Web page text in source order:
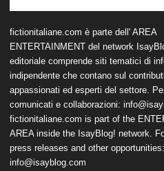
fictionitaliane.com è parte dell' AREA
ENTERTAINMENT del network
editoriale comprende siti tematici di
indipendente che contano sul
appassionati ed esperti del settore.
comunicati e collaborazioni:
fictionitaliane.com is part of the
AREA inside the IsayBlog! network.
press releases and other opportunities:
info@isayblog.com